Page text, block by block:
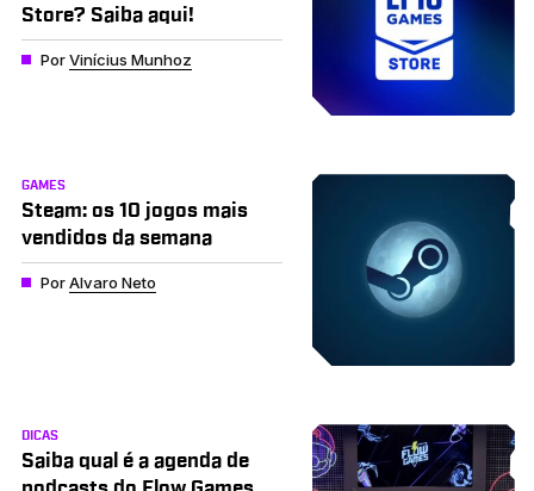
Store? Saiba aqui!
PorVinícius Munhoz
GAMES
Steam: os 10 jogos mais
vendidos da semana
PorAlvaro Neto
DICAS
Saiba qual é a agenda de